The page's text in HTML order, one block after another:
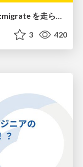
モノリス Rails でも日中に rails db:migrate を走らせたい！ / Daytime rails db:migrate on Monolithic Rails!
3 420